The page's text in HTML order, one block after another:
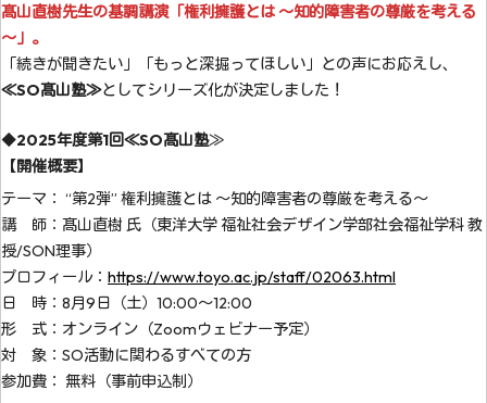
髙山直樹先生の基調講演「権利擁護とは ～知的障害者の尊厳を考える
～」。
「続きが聞きたい」「もっと深掘ってほしい」との声にお応えし、
≪SO髙山塾≫としてシリーズ化が決定しました！
◆2025年度第1回≪SO髙山塾≫
【開催概要】
テーマ： “第2弾” 権利擁護とは ～知的障害者の尊厳を考える～
講 師：髙山直樹 氏（東洋大学 福祉社会デザイン学部社会福祉学科 教
授/SON理事）
プロフィール： https://www.toyo.ac.jp/staff/02063.html
日 時：8月9日（土）10:00～12:00
形 式：オンライン（Zoomウェビナー予定）
対 象：SO活動に関わるすべての方
参加費： 無料（事前申込制）